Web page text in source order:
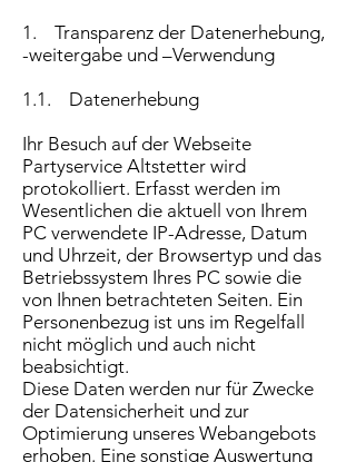
1. Transparenz der Datenerhebung,
-weitergabe und –Verwendung
1.1. Datenerhebung
Ihr Besuch auf der Webseite
Partyservice Altstetter wird
protokolliert. Erfasst werden im
Wesentlichen die aktuell von Ihrem
PC verwendete IP-Adresse, Datum
und Uhrzeit, der Browsertyp und das
Betriebssystem Ihres PC sowie die
von Ihnen betrachteten Seiten. Ein
Personenbezug ist uns im Regelfall
nicht möglich und auch nicht
beabsichtigt.
Diese Daten werden nur für Zwecke
der Datensicherheit und zur
Optimierung unseres Webangebots
erhoben. Eine sonstige Auswertung